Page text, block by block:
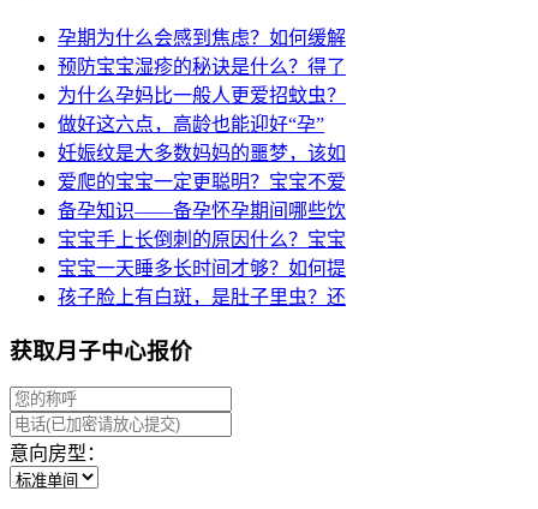
孕期为什么会感到焦虑？如何缓解
预防宝宝湿疹的秘诀是什么？得了
为什么孕妈比一般人更爱招蚊虫？
做好这六点，高龄也能迎好“孕”
妊娠纹是大多数妈妈的噩梦，该如
爱爬的宝宝一定更聪明？宝宝不爱
备孕知识——备孕怀孕期间哪些饮
宝宝手上长倒刺的原因什么？宝宝
宝宝一天睡多长时间才够？如何提
孩子脸上有白斑，是肚子里虫？还
获取月子中心报价
意向房型：